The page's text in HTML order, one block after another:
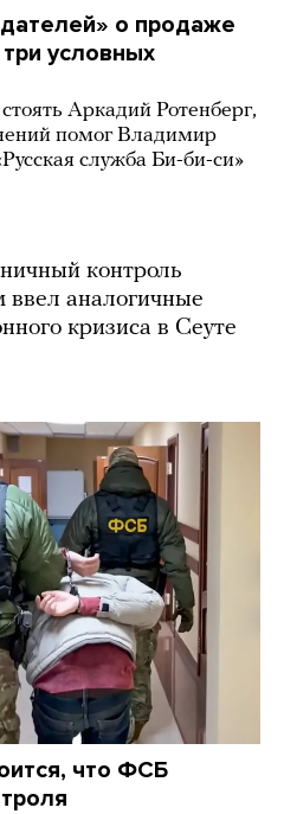
о продаже
условных
Аркадий Ротенберг,
помог Владимир
служба Би-би-си»
контроль
ввел аналогичные
кризиса в Сеуте
что ФСБ